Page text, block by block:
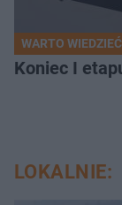
WARTO
Koniec I
LOKALNIE: